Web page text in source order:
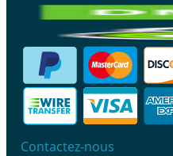
Contactez-nous